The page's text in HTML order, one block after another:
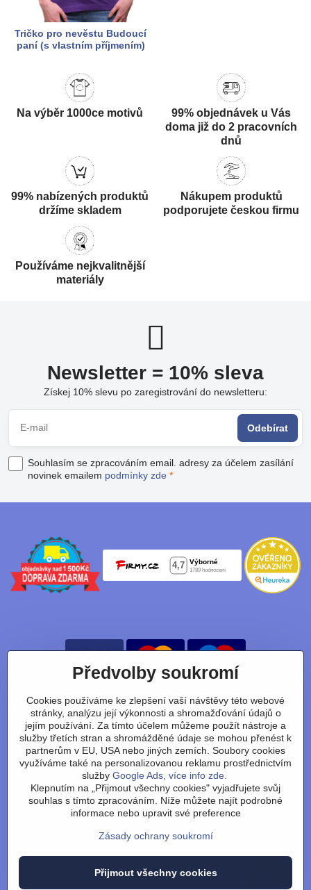
Tričko pro nevěstu Budoucí
paní (s vlastním příjmením)
Na výběr 1000ce motivů
99% objednávek u Vás
doma již do 2 pracovních
dnů
99% nabízených produktů
držíme skladem
Nákupem produktů
podporujete českou firmu
Používáme nejkvalitnější
materiály
Newsletter = 10% sleva
Získej 10% slevu po zaregistrování do newsletteru:
Odebírat
Souhlasím se zpracováním email. adresy za účelem zasílání
novinek emailem podmínky zde *
Nájdete nás taky na:
Facebook Instagram Youtube Tiktok
Obchodní podmínky/vrácení zboží/reklamace/výměna
zboží/články/technologie/recenze/o nás /FAQ/kontakt
©2026Copyright
Předvolby soukromíZásady ochrany soukromíStav objednávky
Předvolby soukromí
Cookies používáme ke zlepšení vaší návštěvy této webové
stránky, analýzu její výkonnosti a shromažďování údajů o
jejím používání. Za tímto účelem můžeme použít nástroje a
služby třetích stran a shromážděné údaje se mohou přenést k
partnerům v EU, USA nebo jiných zemích. Soubory cookies
využíváme také na personalizovanou reklamu prostřednictvím
služby Google Ads, více info zde.
Klepnutím na „Přijmout všechny cookies" vyjadřujete svůj
souhlas s tímto zpracováním. Níže můžete najít podrobné
informace nebo upravit své preference
Zásady ochrany soukromí
Přijmout všechny cookies